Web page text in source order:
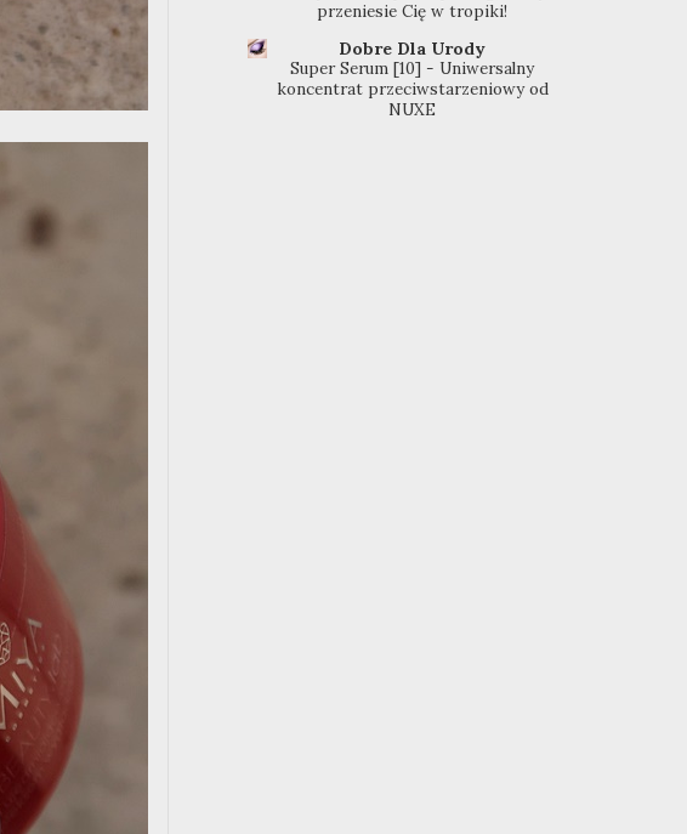
przeniesie Cię w tropiki!
Dobre Dla Urody
Super Serum [10] - Uniwersalny
koncentrat przeciwstarzeniowy od
NUXE